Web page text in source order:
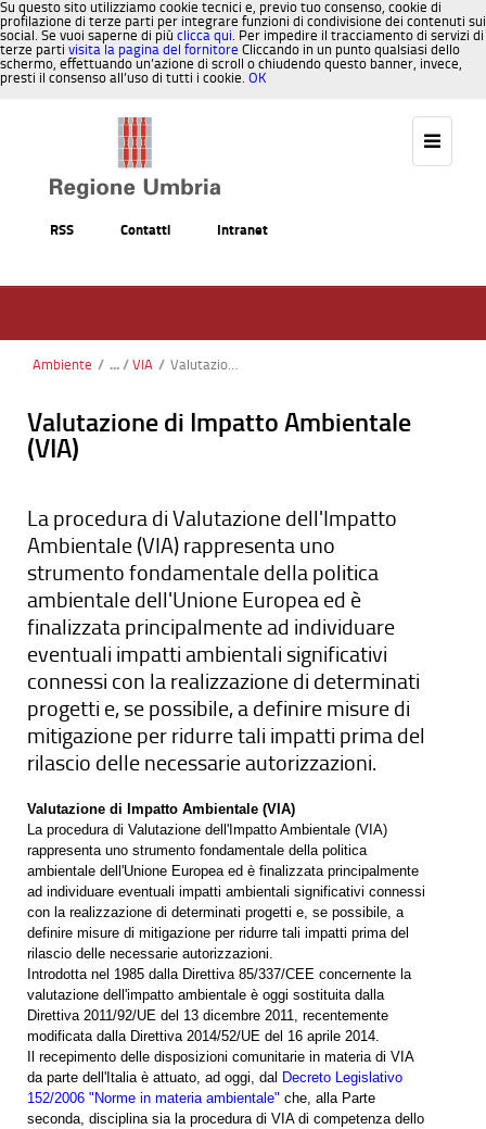
Su questo sito utilizziamo cookie tecnici e, previo tuo consenso, cookie di
profilazione di terze parti per integrare funzioni di condivisione dei contenuti sui
social. Se vuoi saperne di più clicca qui. Per impedire il tracciamento di servizi di
terze parti visita la pagina del fornitore Cliccando in un punto qualsiasi dello
schermo, effettuando un’azione di scroll o chiudendo questo banner, invece,
presti il consenso all’uso di tutti i cookie. OK
RSS Contatti Intranet
Ambiente / VIA / Valutazione di Impatto Ambientale (VIA)
Valutazione di Impatto Ambientale
(VIA)
La procedura di Valutazione dell'Impatto
Ambientale (VIA) rappresenta uno
strumento fondamentale della politica
ambientale dell'Unione Europea ed è
finalizzata principalmente ad individuare
eventuali impatti ambientali significativi
connessi con la realizzazione di determinati
progetti e, se possibile, a definire misure di
mitigazione per ridurre tali impatti prima del
rilascio delle necessarie autorizzazioni.
Valutazione di Impatto Ambientale (VIA)
La procedura di Valutazione dell'Impatto Ambientale (VIA)
rappresenta uno strumento fondamentale della politica
ambientale dell'Unione Europea ed è finalizzata principalmente
ad individuare eventuali impatti ambientali significativi connessi
con la realizzazione di determinati progetti e, se possibile, a
definire misure di mitigazione per ridurre tali impatti prima del
rilascio delle necessarie autorizzazioni.
Introdotta nel 1985 dalla Direttiva 85/337/CEE concernente la
valutazione dell'impatto ambientale è oggi sostituita dalla
Direttiva 2011/92/UE del 13 dicembre 2011, recentemente
modificata dalla Direttiva 2014/52/UE del 16 aprile 2014.
Il recepimento delle disposizioni comunitarie in materia di VIA
da parte dell'Italia è attuato, ad oggi, dal Decreto Legislativo
152/2006 "Norme in materia ambientale" che, alla Parte
seconda, disciplina sia la procedura di VIA di competenza dello